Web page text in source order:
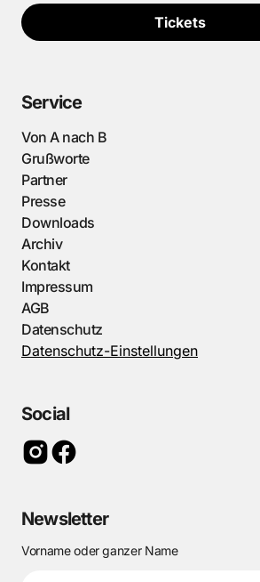
Tickets
Service
Von A nach B
Grußworte
Partner
Presse
Downloads
Archiv
Kontakt
Impressum
AGB
Datenschutz
Datenschutz-Einstellungen
Social
Newsletter
Vorname oder ganzer Name